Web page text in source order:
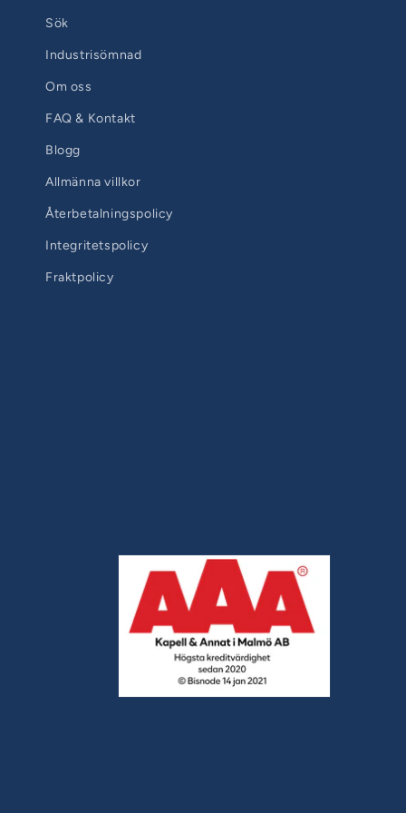
Sök
Industrisömnad
Om oss
FAQ & Kontakt
Blogg
Allmänna villkor
Återbetalningspolicy
Integritetspolicy
Fraktpolicy